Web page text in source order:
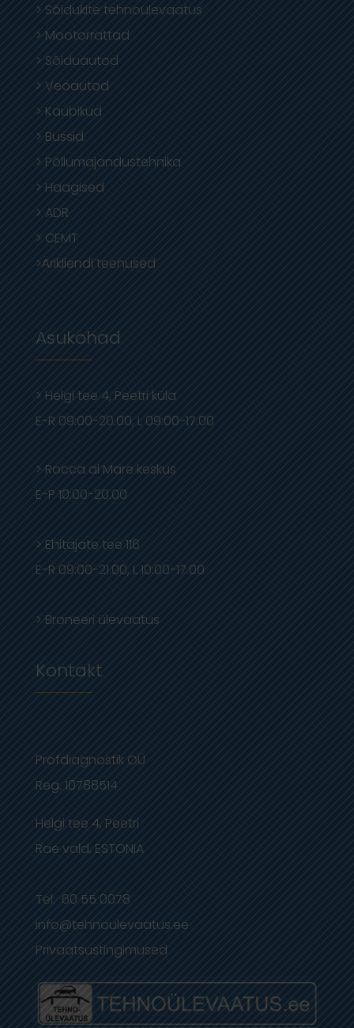
> Sõidukite tehnoülevaatus
> Mootorrattad
> Sõiduautod
> Veoautod
> Kaubikud
> Bussid
> Põllumajandustehnika
> Haagised
> ADR
> CEMT
>Ärikliendi teenused
Asukohad
> Helgi tee 4, Peetri küla
E-R 09:00-20.00, L 09:00-17.00
> Rocca al Mare keskus
E-P 10:00-20.00
> Ehitajate tee 116
E-R 09:00-21.00, L 10:00-17.00
> Broneeri ülevaatus
Kontakt
Profdiagnostik OÜ
Reg. 10788514
Helgi tee 4, Peetri
Rae vald, ESTONIA
Tel: 60 55 0078
info@tehnoulevaatus.ee
Privaatsustingimused